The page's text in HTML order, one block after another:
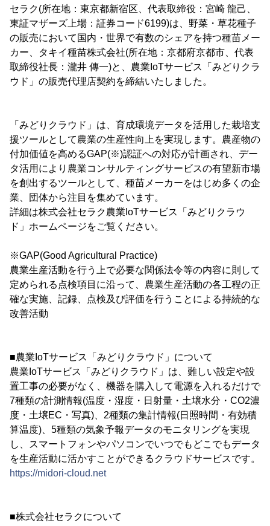
セラク(所在地：東京都新宿区、代表取締役：宮崎 龍己、
東証マザーズ上場：証券コード6199)は、野菜・草花種子
の販売において国内・世界で有数のシェアを持つ種苗メー
カー、タキイ種苗株式会社(所在地：京都府京都市、代表
取締役社長：瀧井 傳一)と、農業IoTサービス「みどりクラ
ウド」の販売代理店契約を締結いたしました。
「みどりクラウド」は、育成環境データを活用した栽培支
援ツールとして農業の生産性向上を実現します。農産物の
付加価値を高めるGAP(※)認証への対応が計画され、デー
タ活用により農業コンサルティングサービスの有望新市場
を創出するツールとして、種苗メーカーをはじめ多くの企
業、団体から注目を集めています。
詳細は株式会社セラク農業IoTサービス「みどりクラウ
ド」ホームページをご覧ください。
※GAP(Good Agricultural Practice)
農業生産活動を行う上で必要な関係法令等の内容に則して
定められる点検項目に沿って、農業生産活動の各工程の正
確な実施、記録、点検及び評価を行うことによる持続的な
改善活動
■農業IoTサービス「みどりクラウド」について
農業IoTサービス「みどりクラウド」は、難しい設定や設
置工事の必要がなく、機器を購入して電源を入れるだけで
7種類の計測情報(温度・湿度・日射量・土壌水分・CO2濃
度・土壌EC・写真)、2種類の集計情報(日照時間・有効積
算温度)、5種類の気象予報データのモニタリングを実現
し、スマートフォンやパソコンでいつでもどこでもデータ
を生産活動に活かすことができるクラウドサービスです。
https://midori-cloud.net
■株式会社セラクについて